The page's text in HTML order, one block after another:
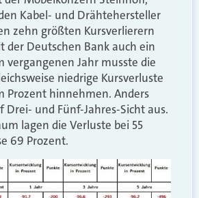
Kabel- und Drähtehersteller
zehn größten Kursverlierern
der Deutschen Bank auch ein
vergangenen Jahr musste die
niedrige Kursverluste
Prozent hinnehmen. Anders
Drei- und Fünf-Jahres-Sicht aus.
lagen die Verluste bei 55
69 Prozent.